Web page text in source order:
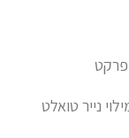
נייר טואלט